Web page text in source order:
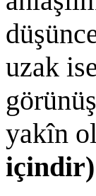
uzak
yakîn
içindir)